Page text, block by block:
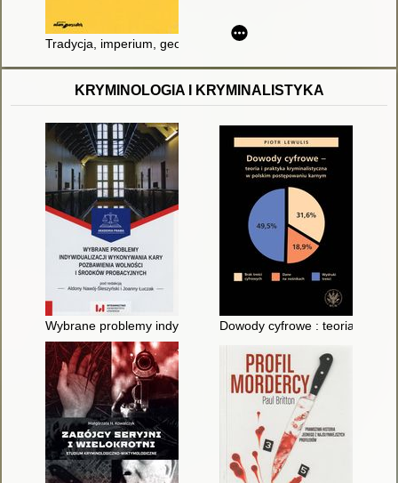
Tradycja, imperium, geopolityka : eurazjatyzm w ujęciu
KRYMINOLOGIA I KRYMINALISTYKA
Wybrane problemy indywidualizacji wykonywania kary
Dowody cyfrowe : teoria i